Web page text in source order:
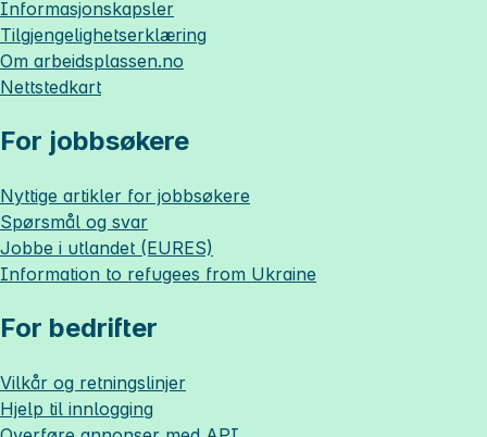
Informasjonskapsler
Tilgjengelighetserklæring
Om arbeidsplassen.no
Nettstedkart
For jobbsøkere
Nyttige artikler for jobbsøkere
Spørsmål og svar
Jobbe i utlandet (EURES)
Information to refugees from Ukraine
For bedrifter
Vilkår og retningslinjer
Hjelp til innlogging